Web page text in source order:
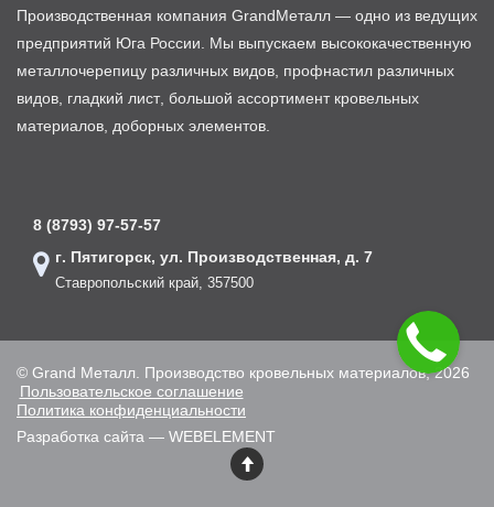
Производственная компания GrandМеталл — одно из ведущих
предприятий Юга России. Мы выпускаем высококачественную
металлочерепицу различных видов, профнастил различных
видов, гладкий лист, большой ассортимент кровельных
материалов, доборных элементов.
8 (8793) 97-57-57
г. Пятигорск, ул. Производственная, д. 7
Ставропольский край, 357500
© Grand Металл. Производство кровельных материалов, 2026
Пользовательское соглашение
Политика конфиденциальности
Разработка сайта — WEBELEMENT